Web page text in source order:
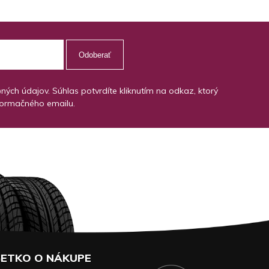
Odoberať
údajov. Súhlas potvrdíte kliknutím na odkaz, ktorý
emailu.
O NÁKUPE